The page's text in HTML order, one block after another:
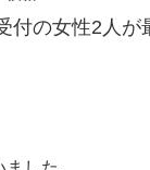
の女性2人が